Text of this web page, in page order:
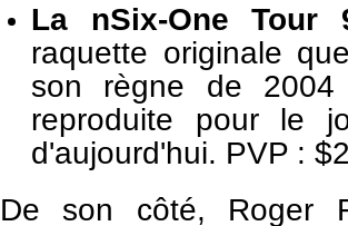
La nSix-One Tour
raquette originale
son règne de 2004
reproduite pour le
d'aujourd'hui. PVP :
De son côté, Roger